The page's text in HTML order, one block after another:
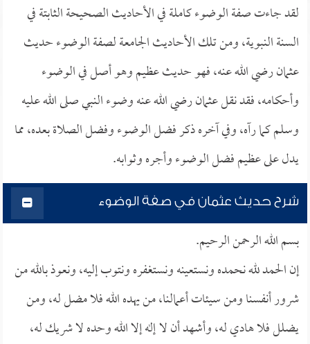
لقد جاءت صفة الوضوء كاملة في الأحاديث الصحيحة الثابتة في
السنة النبوية، ومن تلك الأحاديث الجامعة لصفة الوضوء حديث
عثمان رضي الله عنه، فهو حديث عظيم وهو أصل في الوضوء
وأحكامه، فقد نقل عثمان رضي الله عنه وضوء النبي صلى الله عليه
وسلم كما رآه، وفي آخره ذكر فضل الوضوء وفضل الصلاة بعده، مما
يدل على عظيم فضل الوضوء وأجره وثوابه.
شرح حديث عثمان في صفة الوضوء
بسم الله الرحمن الرحيم.
إن الحمد لله نحمده ونستعينه ونستغفره ونتوب إليه، ونعوذ بالله من
شرور أنفسنا ومن سيئات أعمالنا، من يهده الله فلا مضل له، ومن
يضلل فلا هادي له، وأشهد أن لا إله إلا الله وحده لا شريك له،